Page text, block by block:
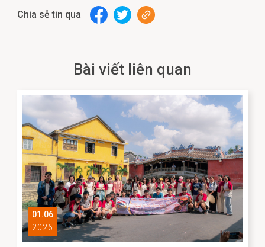
Chia sẻ tin qua
Bài viết liên quan
01.06
2026